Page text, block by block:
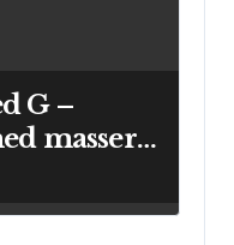
G –
masser